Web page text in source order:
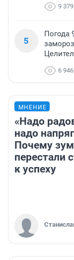
9 379
5
Погода
6 946
МНЕНИЕ
«Надо
надо
Почему
перестали
к успеху